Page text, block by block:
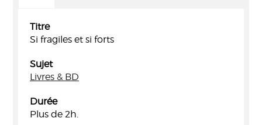
Titre
Si fragiles et si forts
Sujet
Livres & BD
Durée
Plus de 2h.